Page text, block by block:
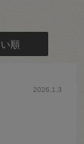
順
2026.1.3